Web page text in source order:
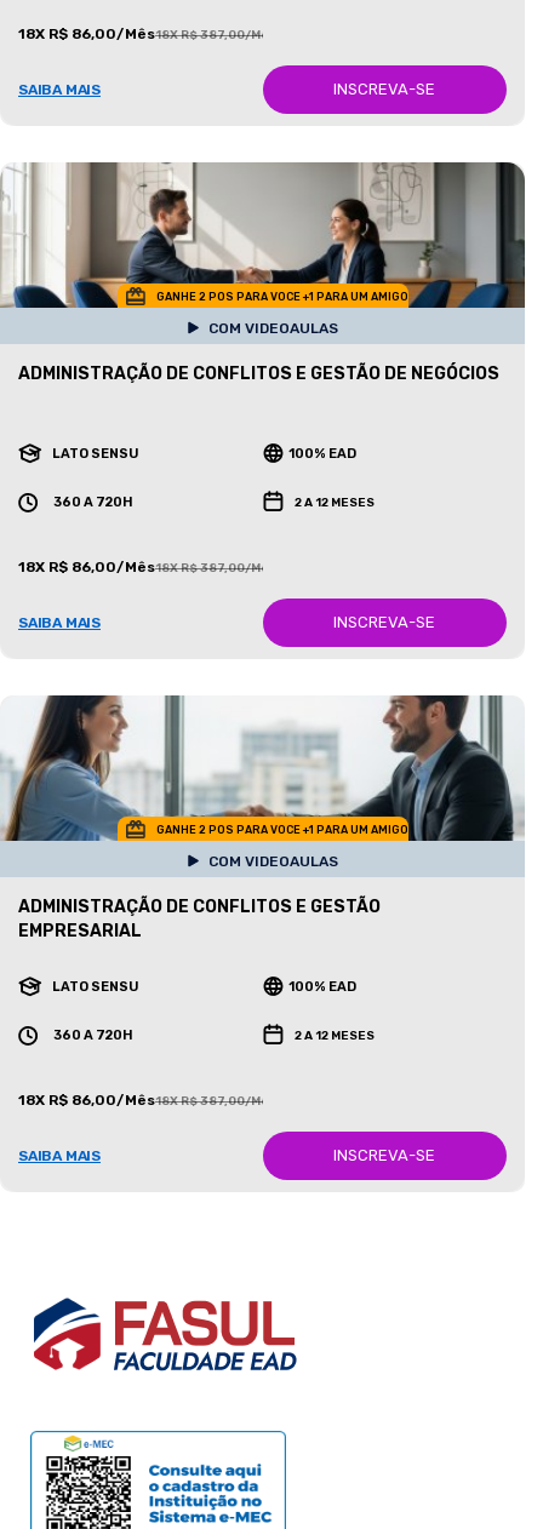
18X R$ 86,00/Mês18X R$ 387,00/Mês
SAIBA MAIS INSCREVA-SE
GANHE 2 POS PARA VOCE +1 PARA UM AMIGO
COM VIDEOAULAS
ADMINISTRAÇÃO DE CONFLITOS E GESTÃO DE NEGÓCIOS
LATO SENSU 100% EAD
360 A 720H 2 A 12 MESES
18X R$ 86,00/Mês18X R$ 387,00/Mês
SAIBA MAIS INSCREVA-SE
GANHE 2 POS PARA VOCE +1 PARA UM AMIGO
COM VIDEOAULAS
ADMINISTRAÇÃO DE CONFLITOS E GESTÃO
EMPRESARIAL
LATO SENSU 100% EAD
360 A 720H 2 A 12 MESES
18X R$ 86,00/Mês18X R$ 387,00/Mês
SAIBA MAIS INSCREVA-SE